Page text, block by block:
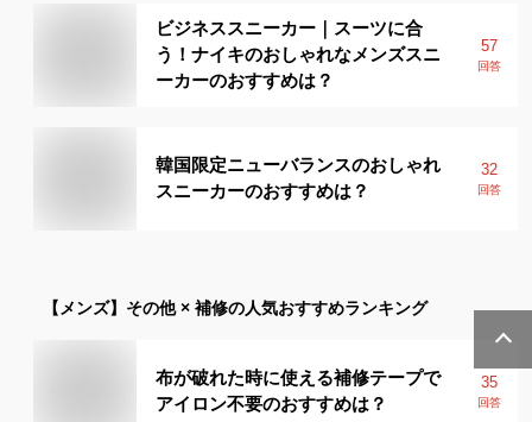
ビジネススニーカー｜スーツに合
う！ナイキのおしゃれなメンズスニ
ーカーのおすすめは？
57
回答
韓国限定ニューバランスのおしゃれ
スニーカーのおすすめは？
32
回答
【メンズ】 その他 × 補修の人気おすすめランキング
布が破れた時に使える補修テープで
アイロン不要のおすすめは？
35
回答